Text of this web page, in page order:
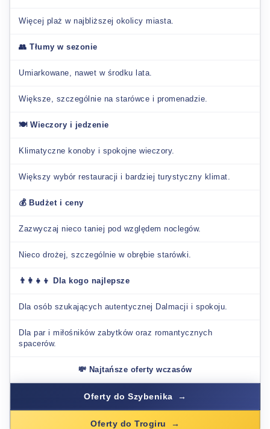
Więcej plaż w najbliższej okolicy miasta.
👥 Tłumy w sezonie
Umiarkowane, nawet w środku lata.
Większe, szczególnie na starówce i promenadzie.
🍽️ Wieczory i jedzenie
Klimatyczne konoby i spokojne wieczory.
Większy wybór restauracji i bardziej turystyczny klimat.
💰 Budżet i ceny
Zazwyczaj nieco taniej pod względem noclegów.
Nieco drożej, szczególnie w obrębie starówki.
👨‍👩‍👧‍👦 Dla kogo najlepsze
Dla osób szukających autentycznej Dalmacji i spokoju.
Dla par i miłośników zabytków oraz romantycznych
spacerów.
💸 Najtańsze oferty wczasów
Oferty do Szybenika
Oferty do Trogiru